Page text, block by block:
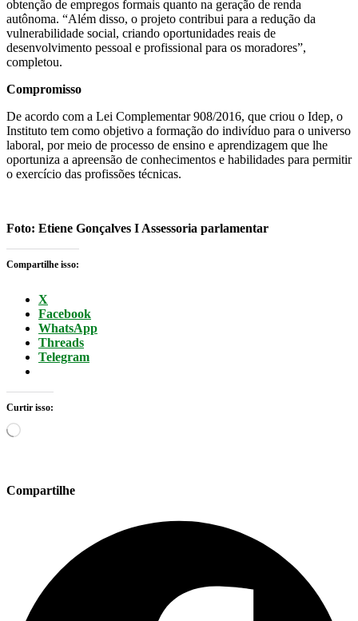
obtenção de empregos formais quanto na geração de renda
autônoma. “Além disso, o projeto contribui para a redução da
vulnerabilidade social, criando oportunidades reais de
desenvolvimento pessoal e profissional para os moradores”,
completou.
Compromisso
De acordo com a Lei Complementar 908/2016, que criou o Idep, o
Instituto tem como objetivo a formação do indivíduo para o universo
laboral, por meio de processo de ensino e aprendizagem que lhe
oportuniza a apreensão de conhecimentos e habilidades para permitir
o exercício das profissões técnicas.
Foto: Etiene Gonçalves I Assessoria parlamentar
Compartilhe isso:
X
Facebook
WhatsApp
Threads
Telegram
Curtir isso:
Carregando...
Compartilhe